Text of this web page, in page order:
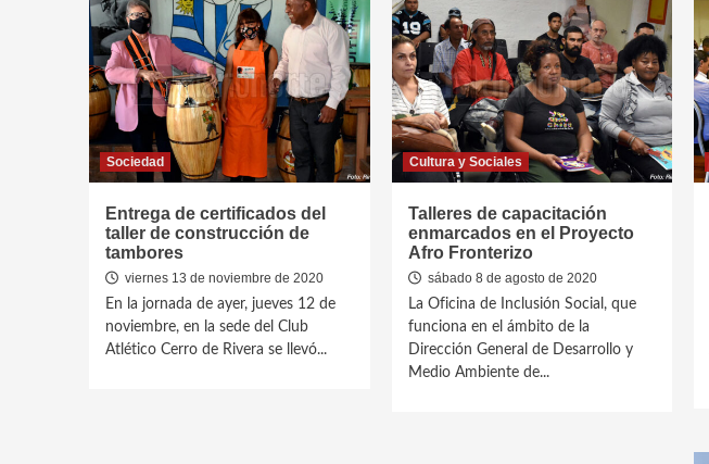
Sociedad
Entrega de certificados del
taller de construcción de
tambores
viernes 13 de noviembre de 2020
En la jornada de ayer, jueves 12 de
noviembre, en la sede del Club
Atlético Cerro de Rivera se llevó...
Cultura y Sociales
Talleres de capacitación
enmarcados en el Proyecto
Afro Fronterizo
sábado 8 de agosto de 2020
La Oficina de Inclusión Social, que
funciona en el ámbito de la
Dirección General de Desarrollo y
Medio Ambiente de...